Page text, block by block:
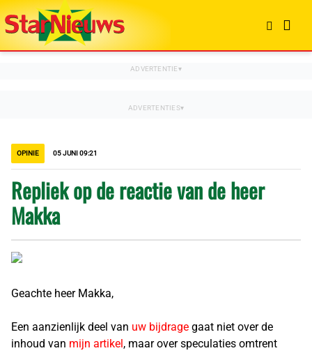
OPINIE 05 JUNI 09:21
Repliek op de reactie van de heer
Makka
Geachte heer Makka,
Een aanzienlijk deel van uw bijdrage gaat niet over de
inhoud van mijn artikel, maar over speculaties omtrent